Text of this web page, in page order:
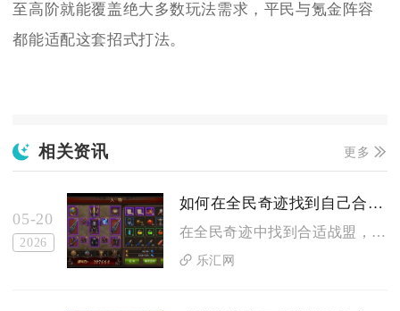
至高阶就能覆盖绝大多数玩法需求，平民与氪金阵容
都能适配这套招式打法。
相关资讯 更多
05-20
2026
如何在全民奇迹找到自己合适的战盟
在全民奇迹中找到合适战盟，核心是先明确自身定位与需求，再通过...
乐汇网